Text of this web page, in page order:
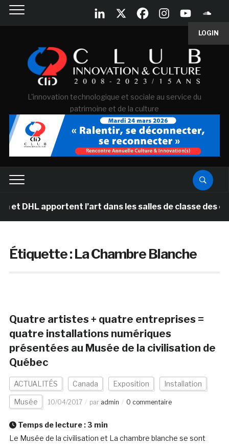
LOGIN
L'innovation technologique et sociale au service du
patrimoine et de la culture
DHL apportent l’art dans les salles de classe des
Étiquette :La Chambre Blanche
Quatre artistes + quatre entreprises =
quatre installations numériques
présentées au Musée de la civilisation de
Québec
ACTUALITÉS Canada Exposition Installation
Musée 10/04/2017 par admin 0 commentaire
Temps de lecture : 3 min
Le Musée de la civilisation et La chambre blanche se sont